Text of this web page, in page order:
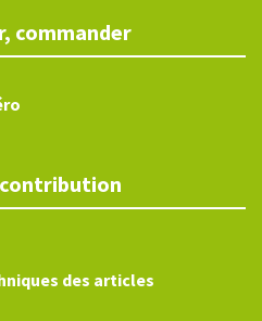
commander
contribution
des articles